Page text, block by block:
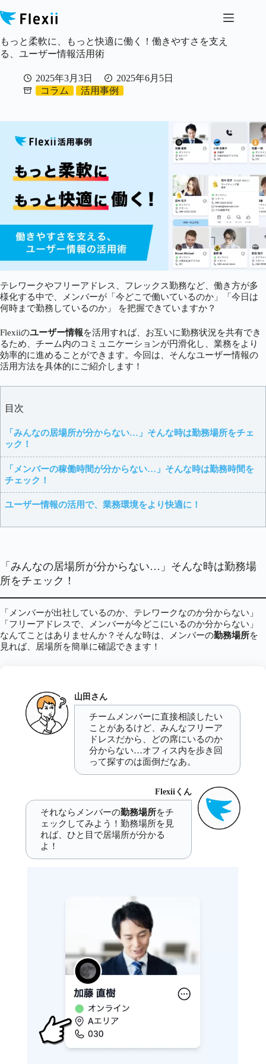
ン
ン
ツ
もっと柔軟に、もっと快適に働く！働きやすさを支え
る、ユーザー情報活用術
2025年3月3日
2025年6月5日
コラム
活用事例
テレワークやフリーアドレス、フレックス勤務など、働き方が多
様化する中で、メンバーが「今どこで働いているのか」「今日は
何時まで勤務しているのか」 を把握できていますか？
Flexiiのユーザー情報を活用すれば、お互いに勤務状況を共有でき
るため、チーム内のコミュニケーションが円滑化し、業務をより
効率的に進めることができます。今回は、そんなユーザー情報の
活用方法を具体的にご紹介します！
目次
「みんなの居場所が分からない…」そんな時は勤務場所をチェ
ック！
「メンバーの稼働時間が分からない…」そんな時は勤務時間を
チェック！
ユーザー情報の活用で、業務環境をより快適に！
「みんなの居場所が分からない…」そんな時は勤務場
所をチェック！
「メンバーが出社しているのか、テレワークなのか分からない」
「フリーアドレスで、メンバーが今どこにいるのか分からない」
なんてことはありませんか？そんな時は、メンバーの勤務場所を
見れば、居場所を簡単に確認できます！
山田さん
チームメンバーに直接相談したい
ことがあるけど、みんなフリーア
ドレスだから、どの席にいるのか
分からない…オフィス内を歩き回
って探すのは面倒だなあ。
Flexiiくん
それならメンバーの勤務場所をチ
ェックしてみよう！勤務場所を見
れば、ひと目で居場所が分かる
よ！